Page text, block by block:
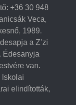
+36 30 948
Veca,
1989.
a Z’zi
Édesanyja
van.
Iskolai
elindították,